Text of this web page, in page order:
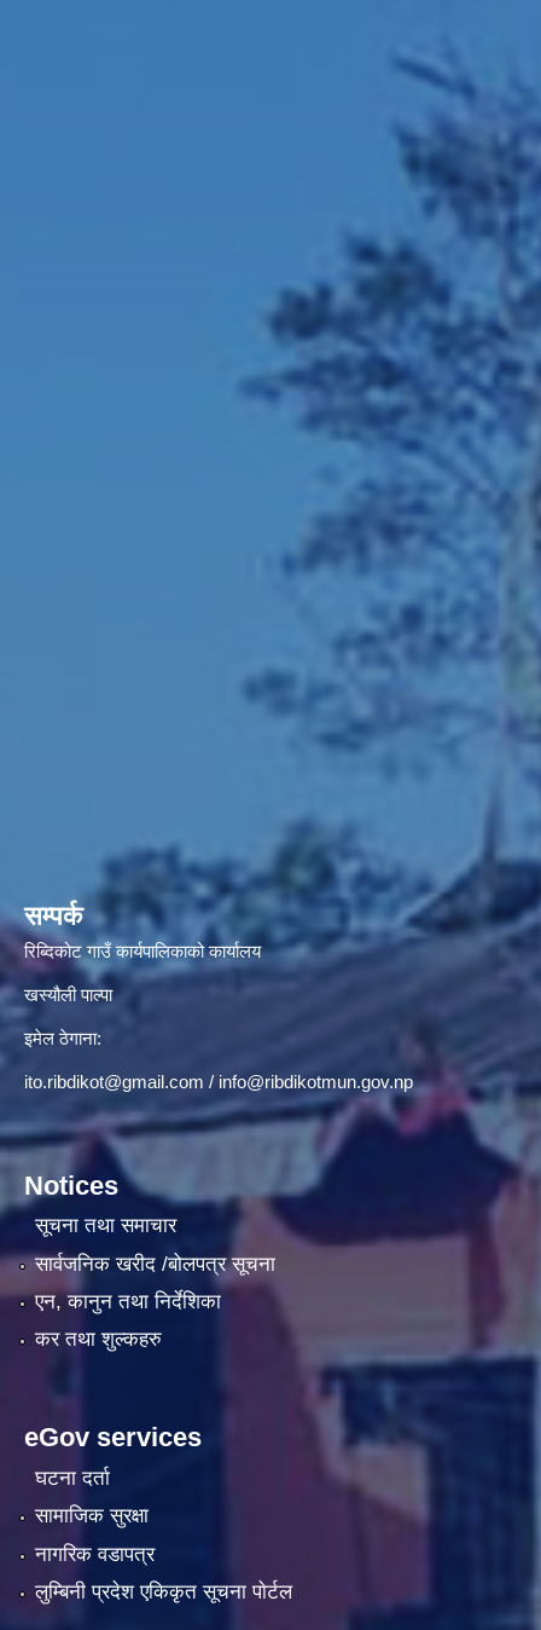
सम्पर्क
रिब्दिकोट गाउँ कार्यपालिकाको कार्यालय
खस्यौली पाल्पा
इमेल ठेगाना:
ito.ribdikot@gmail.com / info@ribdikotmun.gov.np
Notices
सूचना तथा समाचार
सार्वजनिक खरीद /बोलपत्र सूचना
एन, कानुन तथा निर्देशिका
कर तथा शुल्कहरु
eGov services
घटना दर्ता
सामाजिक सुरक्षा
नागरिक वडापत्र
लुम्बिनी प्रदेश एकिकृत सूचना पाेर्टल